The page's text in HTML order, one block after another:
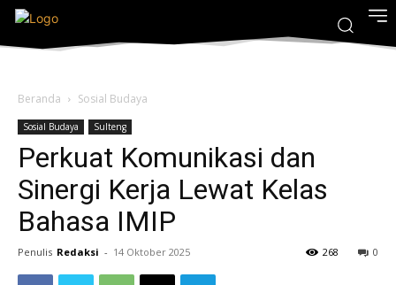
Beranda Sosial Budaya
Sosial Budaya Sulteng
Perkuat Komunikasi dan
Sinergi Kerja Lewat Kelas
Bahasa IMIP
Penulis Redaksi - 14 Oktober 2025 0
268